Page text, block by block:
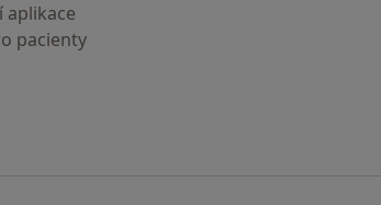
aplikace
pacienty